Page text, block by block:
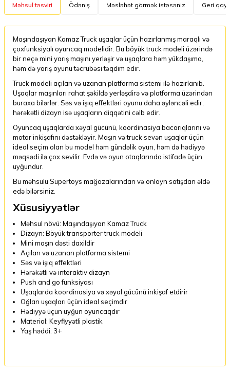
Məhsul təsviri Ödəniş Məsləhət görmək istəsəniz Geri
Maşındaşıyan Kamaz Truck uşaqlar üçün hazırlanmış maraqlı və
çoxfunksiyalı oyuncaq modelidir. Bu böyük truck modeli üzərində
bir neçə mini yarış maşını yerləşir və uşaqlara həm yükdaşıma,
həm də yarış oyunu təcrübəsi təqdim edir.
Truck modeli açılan və uzanan platforma sistemi ilə hazırlanıb.
Uşaqlar maşınları rahat şəkildə yerləşdirə və platforma üzərindən
buraxa bilərlər. Səs və işıq effektləri oyunu daha əyləncəli edir,
hərəkətli dizayn isə uşaqların diqqətini cəlb edir.
Oyuncaq uşaqlarda xəyal gücünü, koordinasiya bacarıqlarını və
motor inkişafını dəstəkləyir. Maşın və truck sevən uşaqlar üçün
ideal seçim olan bu model həm gündəlik oyun, həm də hədiyyə
məqsədi ilə çox sevilir. Evdə və oyun otaqlarında istifadə üçün
uyğundur.
Bu məhsulu Supertoys mağazalarından və onlayn satışdan əldə
edə bilərsiniz.
Xüsusiyyətlər
Məhsul növü: Maşındaşıyan Kamaz Truck
Dizayn: Böyük transporter truck modeli
Mini maşın dəsti daxildir
Açılan və uzanan platforma sistemi
Səs və işıq effektləri
Hərəkətli və interaktiv dizayn
Push and go funksiyası
Uşaqlarda koordinasiya və xəyal gücünü inkişaf etdirir
Oğlan uşaqları üçün ideal seçimdir
Hədiyyə üçün uyğun oyuncaqdır
Material: Keyfiyyətli plastik
Yaş həddi: 3+